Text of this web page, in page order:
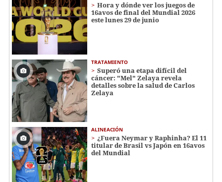
Hora y dónde ver los juegos de
16avos de final del Mundial 2026
este lunes 29 de junio
TRATAMIENTO
Superó una etapa difícil del
cáncer: "Mel" Zelaya revela
detalles sobre la salud de Carlos
Zelaya
ALINEACIÓN
¿Fuera Neymar y Raphinha? El 11
titular de Brasil vs Japón en 16avos
del Mundial